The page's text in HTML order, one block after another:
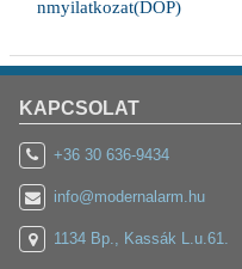
nmyilatkozat(DOP)
KAPCSOLAT
+36 30 636-9434
info@modernalarm.hu
1134 Bp., Kassák L.u.61.